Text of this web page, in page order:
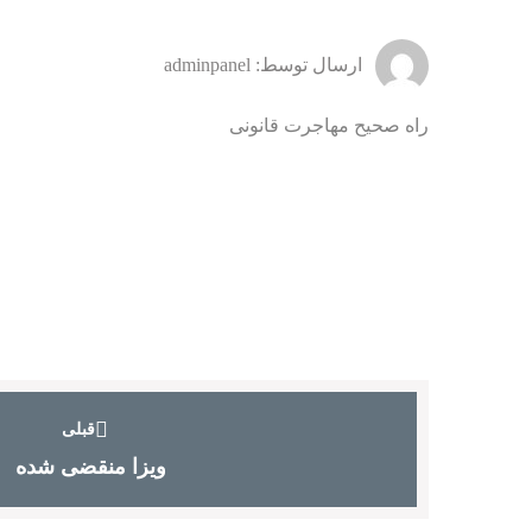
ارسال توسط: adminpanel
راه صحیح مهاجرت قانونی
قبلی
ویزا منقضی شده